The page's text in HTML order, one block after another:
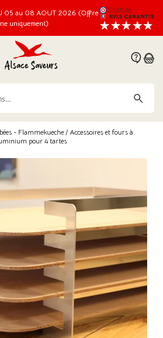
05 au 08 AOUT 2026 (Offre
uniquement)
- Flammekueche / Accessoires et fours à
pour 4 tartes